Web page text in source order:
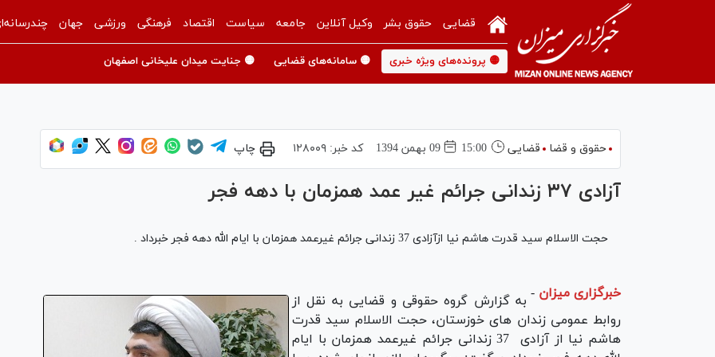
قضایی حقوق بشر وکیل آنلاین جامعه سیاست اقتصاد فرهنگی ورزشی جهان
🟡 پرونده‌های ویژه خبری 🟡 سامانه‌های قضایی 🟡 جنایت میدان علیخانی اصفهان
حقوق و قضا قضایی 15:00 09 بهمن 1394 کد خبر:۱۲۸۰۰۹ چاپ
آزادی ۳۷ زندانی جرائم غیر عمد همزمان با دهه فجر
حجت الاسلام سید قدرت هاشم نیا ازآزادی 37 زندانی جرائم غیرعمد همزمان با ایام الله دهه فجر خبرداد .
خبرگزاری میزان - به گزارش گروه حقوقی و قضایی به نقل از
روابط عمومی زندان های خوزستان، حجت الاسلام سید قدرت
هاشم نیا از آزادی 37 زندانی جرائم غیرعمد همزمان با ایام